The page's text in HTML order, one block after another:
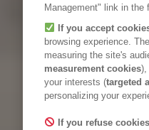
Management" link in the
If you accept
browsing experience.
measuring the site's
measurement cookies),
your interests (targeted
personalizing your
If you refuse